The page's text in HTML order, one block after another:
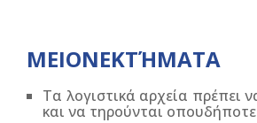
ΜΕΙΟΝΕΚΤΉΜΑΤΑ
Τα λογιστικά αρχεία πρέπει
και να τηρούνται